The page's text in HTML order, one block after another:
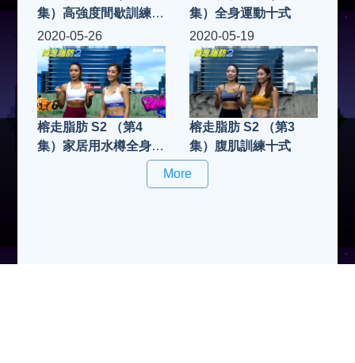
集）高強度間歇訓練十
式
集）全身運動十式
2020-05-26
榕走脂肪 S2 （第4
集）家居用水樽全身運
2020-05-19
榕走脂肪 S2 （第3
集）腹肌訓練十式
More